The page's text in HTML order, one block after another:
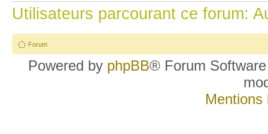
Utilisateurs parcourant ce forum:
Forum
Powered by phpBB® Forum
Mentions